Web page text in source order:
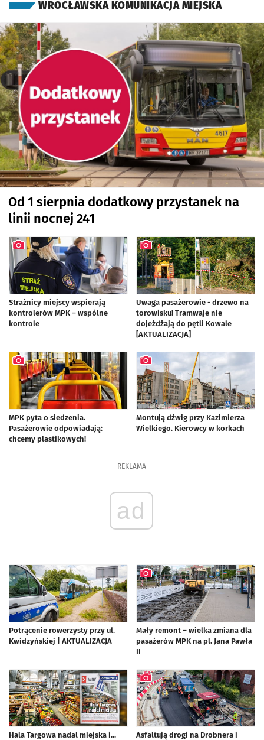
WROCŁAWSKA KOMUNIKACJA MIEJSKA
Od 1 sierpnia dodatkowy przystanek na
linii nocnej 241
Strażnicy miejscy wspierają
kontrolerów MPK – wspólne
kontrole
Uwaga pasażerowie - drzewo na
torowisku! Tramwaje nie
dojeżdżają do pętli Kowale
[AKTUALIZACJA]
MPK pyta o siedzenia.
Pasażerowie odpowiadają:
chcemy plastikowych!
Montują dźwig przy Kazimierza
Wielkiego. Kierowcy w korkach
REKLAMA
ad
Potrącenie rowerzysty przy ul.
Kwidzyńskiej | AKTUALIZACJA
Mały remont – wielka zmiana dla
pasażerów MPK na pl. Jana Pawła
II
Hala Targowa nadal miejska i...
Asfaltują drogi na Drobnera i